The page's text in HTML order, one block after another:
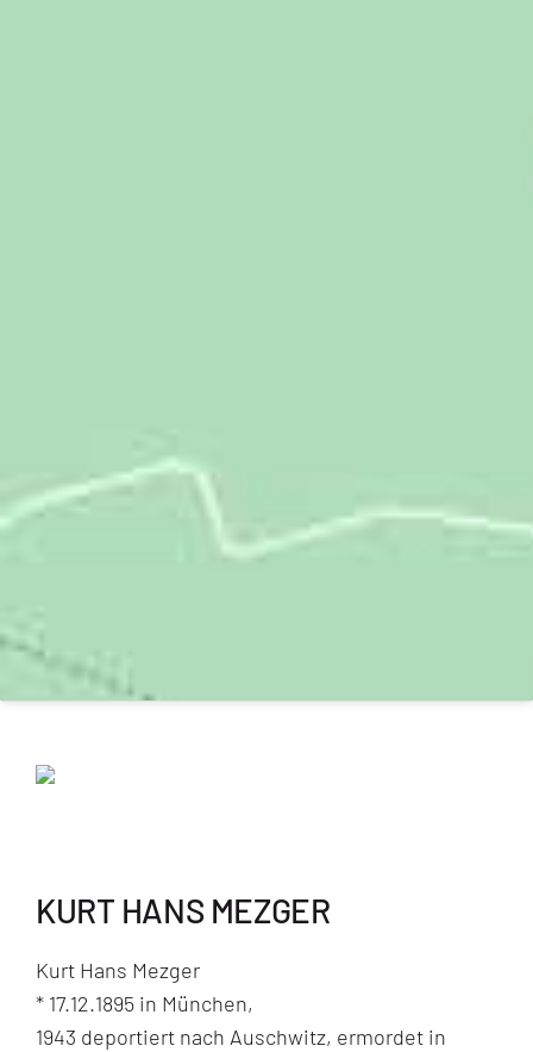
KURT HANS MEZGER
Kurt Hans Mezger
* 17.12.1895 in München,
1943 deportiert nach Auschwitz, ermordet in